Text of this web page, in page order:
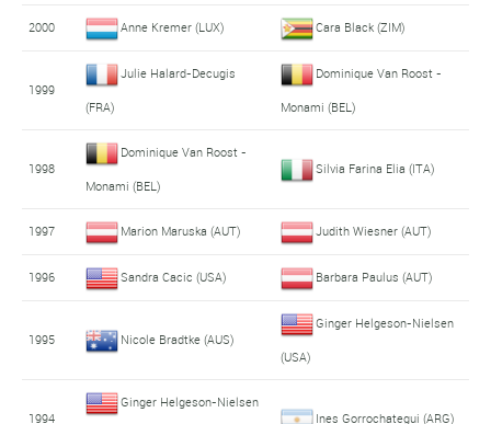
2000 Anne Kremer (LUX) Cara Black (ZIM)
1999
Julie Halard-Decugis
(FRA)
Dominique Van Roost -
Monami (BEL)
1998
Dominique Van Roost -
Monami (BEL)
Silvia Farina Elia (ITA)
1997 Marion Maruska (AUT) Judith Wiesner (AUT)
1996 Sandra Cacic (USA) Barbara Paulus (AUT)
1995 Nicole Bradtke (AUS)
Ginger Helgeson-Nielsen
(USA)
1994
Ginger Helgeson-Nielsen
Ines Gorrochategui (ARG)